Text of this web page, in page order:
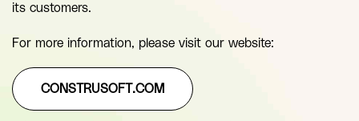
its customers.
For more information, please visit our website:
CONSTRUSOFT.COM